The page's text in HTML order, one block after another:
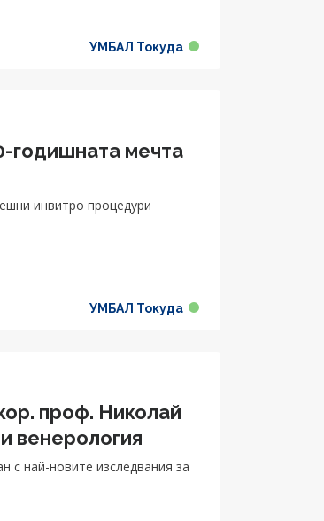
УМБАЛ Токуда
годишната мечта
инвитро процедури
УМБАЛ Токуда
проф. Николай
венерология
с най-новите изследвания за